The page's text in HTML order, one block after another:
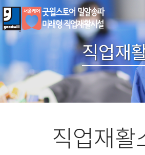
직업재
직업재활